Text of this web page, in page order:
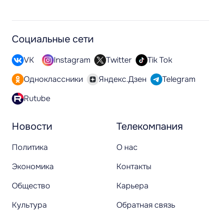
Новости
Политика
Экономика
Общество
Культура
Телекомпания
О нас
Контакты
Карьера
Обратная связь
Социальные сети
VK Instagram Twitter
Tik Tok
Одноклассники
Яндекс.Дзен
Telegram
Rutube